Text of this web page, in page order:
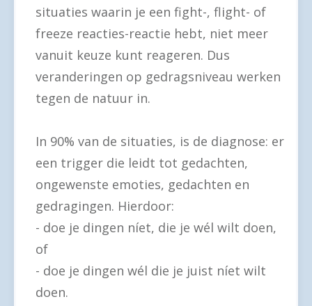
situaties waarin je een fight-, flight- of
freeze reacties-reactie hebt, niet meer
vanuit keuze kunt reageren. Dus
veranderingen op gedragsniveau werken
tegen de natuur in.
In 90% van de situaties, is de diagnose: er
een trigger die leidt tot gedachten,
ongewenste emoties, gedachten en
gedragingen. Hierdoor:
- doe je dingen níet, die je wél wilt doen,
of
- doe je dingen wél die je juist níet wilt
doen.